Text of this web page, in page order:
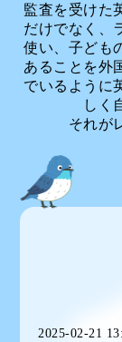
監査を受けた
だけでなく、
使い、子ども
あることを外
でいるように
しく
それが
2025-02-21